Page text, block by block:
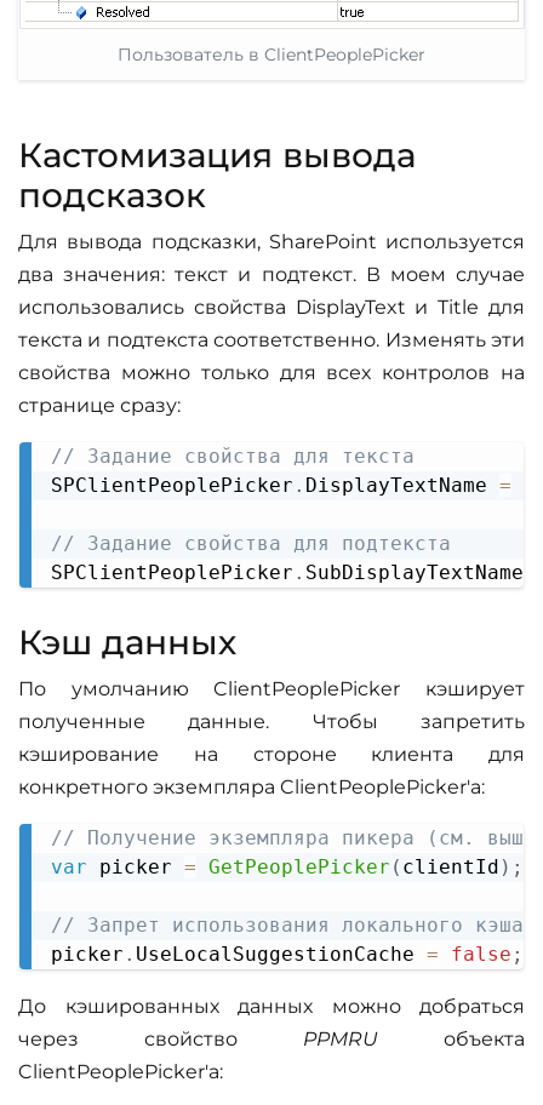
Пользователь в ClientPeoplePicker
Кастомизация вывода
подсказок
Для вывода подсказки, SharePoint используется
два значения: текст и подтекст. В моем случае
использовались свойства DisplayText и Title для
текста и подтекста соответственно. Изменять эти
свойства можно только для всех контролов на
странице сразу:
// Задание свойства для текста
SPClientPeoplePicker . DisplayTextName =
// Задание свойства для подтекста
SPClientPeoplePicker . SubDisplayTextName
Кэш данных
По умолчанию ClientPeoplePicker кэширует
полученные данные. Чтобы запретить
кэширование на стороне клиента для
конкретного экземпляра ClientPeoplePicker'а:
// Получение экземпляра пикера (см.
var picker = GetPeoplePicker ( clientId ) ;
// Запрет использования локального кэша
picker . UseLocalSuggestionCache = false ;
Copy
До кэшированных данных можно добраться
через свойство PPMRU объекта
ClientPeoplePicker'а: